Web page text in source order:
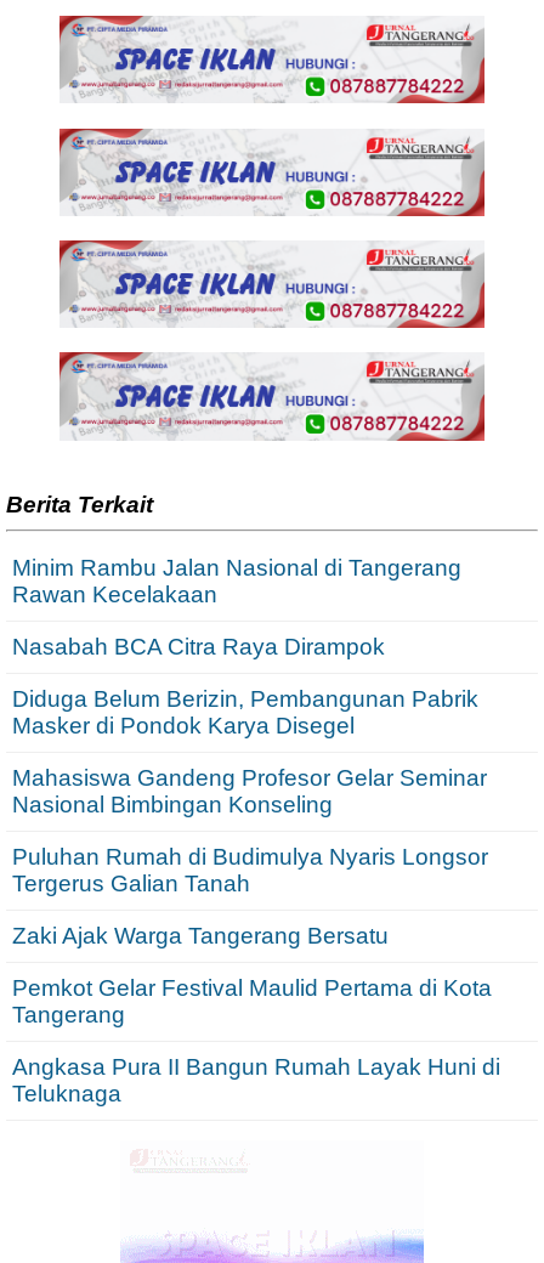
Berita Terkait
Minim Rambu Jalan Nasional di Tangerang
Rawan Kecelakaan
Nasabah BCA Citra Raya Dirampok
Diduga Belum Berizin, Pembangunan Pabrik
Masker di Pondok Karya Disegel
Mahasiswa Gandeng Profesor Gelar Seminar
Nasional Bimbingan Konseling
Puluhan Rumah di Budimulya Nyaris Longsor
Tergerus Galian Tanah
Zaki Ajak Warga Tangerang Bersatu
Pemkot Gelar Festival Maulid Pertama di Kota
Tangerang
Angkasa Pura II Bangun Rumah Layak Huni di
Teluknaga